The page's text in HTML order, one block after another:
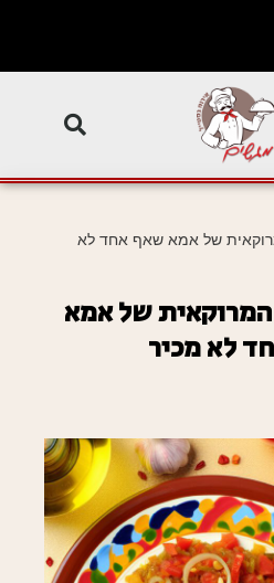
של אמא שאף אחד לא
של אמא
לא מכיר